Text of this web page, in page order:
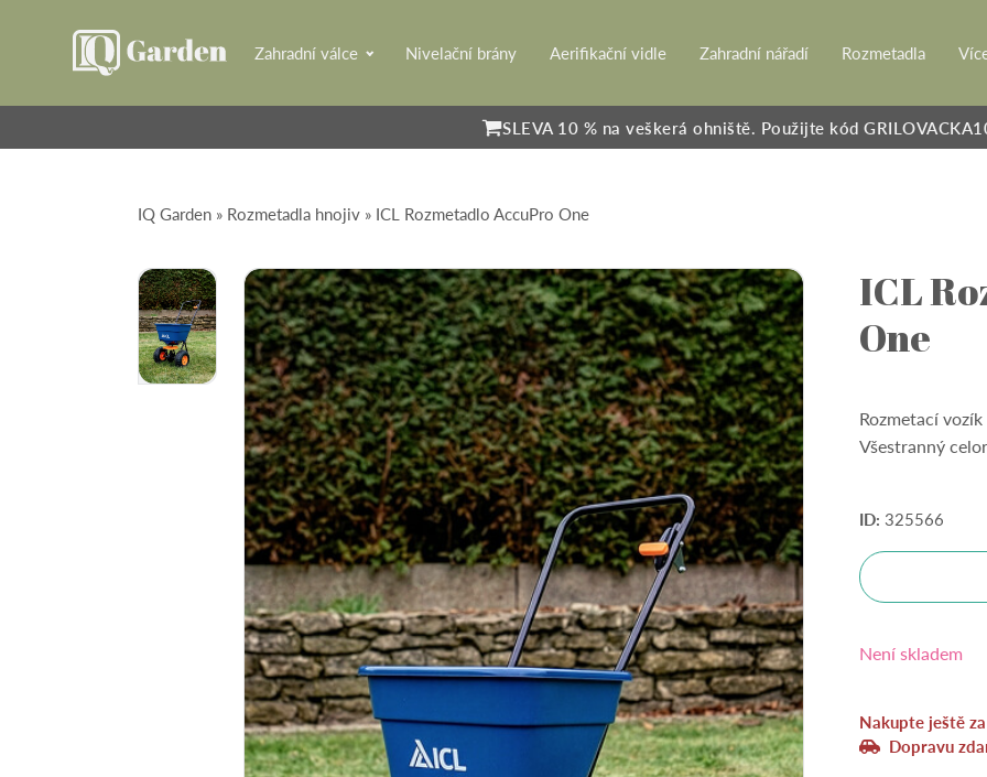
Zahradní válce Nivelační brány Aerifikační vidle Zahradní nářadí Rozmetadla
SLEVA 10 % na veškerá ohniště. Použijte kód
IQ Garden» Rozmetadla hnojiv» ICL Rozmetadlo AccuPro One
ICL
One
Rozmetací
Všestranný
ID: 325566
Není skladem
Nakupte ještě za
Dopravu